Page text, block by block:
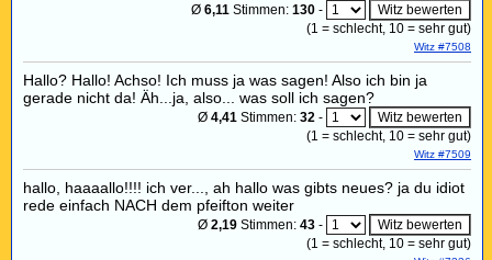
Ø 6,11 Stimmen: 130 -
(1 = schlecht, 10 = sehr gut)
Witz #7508
Hallo? Hallo! Achso! Ich muss ja was sagen! Also ich bin ja
gerade nicht da! Äh...ja, also... was soll ich sagen?
Ø 4,41 Stimmen: 32 -
(1 = schlecht, 10 = sehr gut)
Witz #7509
hallo, haaaallo!!!! ich ver..., ah hallo was gibts neues? ja du idiot
rede einfach NACH dem pfeifton weiter
Ø 2,19 Stimmen: 43 -
(1 = schlecht, 10 = sehr gut)